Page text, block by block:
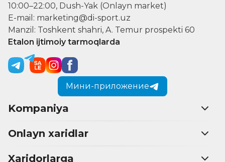
10:00–22:00, Dush-Yak (Onlayn market)
E-mail: marketing@di-sport.uz
Manzil: Toshkent shahri, A. Temur prospekti 60
Etalon ijtimoiy tarmoqlarda
Мини-приложение
Kompaniya
Onlayn xaridlar
Xaridorlarga